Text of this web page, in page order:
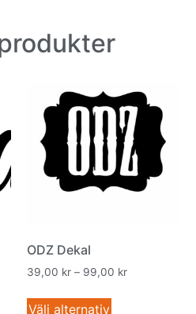
ODZ Dekal
39,00 kr – 99,00 kr
Välj alternativ